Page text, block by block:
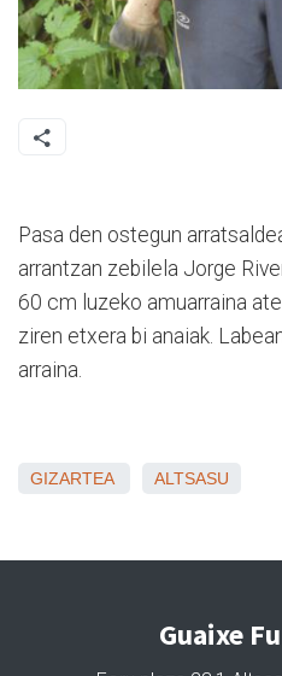
Pasa den ostegun
arrantzan zebilela Jorge
60 cm luzeko amuarraina
ziren etxera bi anaiak.
arraina.
GIZARTEA ALTSASU
Guaixe